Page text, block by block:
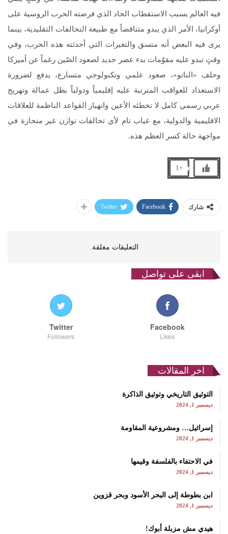
فيه العالم بسبب الاستقطاب الحاد الذي فرضته الحرب الروسية على
أوكرانيا، الأمر الذي يبدو متناقضاً مع طبيعة التحالفات التقليدية، بينما
يرى فيه البعض أنه متسق والتغيرات التي أحدثته هذه الحرب، وفي
وقتٍ تبدو عليه مقوّمات بدء عصر جديد لصعود الصّين رغماً عن أميركا
وحلف «الناتو»، صعود علمي وتكنولوجي متسارع، يدفع لضرورة
الاستعداد للعواقب المترتبة عليه إقليمياً ودولياً بظل عمالة وتهريج
عربي رسمي كامل لا تخطئه الأعين وانهيار القواعد الناظمة للعلاقات
الاقليمية والدولية، مع غياب تام لأي تحالفات توازن غير منحازة في
مواجهة حالة كسر العظم هذه.
+1
شارك Facebook
Twitter
التعليقات مغلقة.
ابقى على تواصل
Facebook
Likes
Twitter
Followers
اخر المقالات
التوثيق التاريخي وتوثيق الذاكرة
ديسمبر 1, 2024
إسرائيل… ومشروعية المقاومة
ديسمبر 1, 2024
في الاحتفاء بالفلسفة وقيمها
ديسمبر 1, 2024
ابن بطوطة إلى البحر الأسود وبحر قزوين
ديسمبر 1, 2024
هيدي مش مزبلة أبوك!